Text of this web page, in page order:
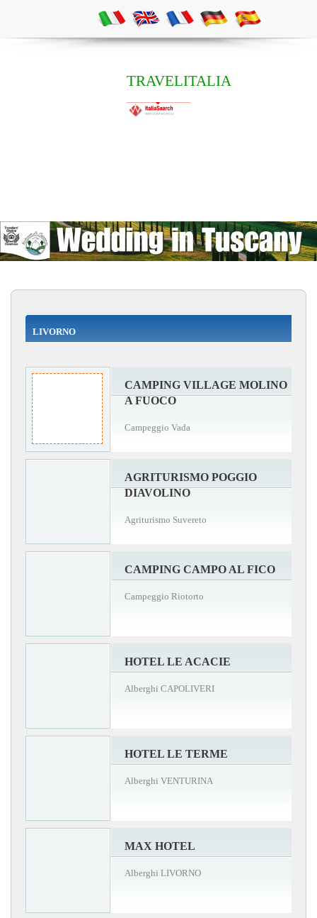
TRAVELITALIA
LIVORNO
CAMPING VILLAGE MOLINO
A FUOCO
Campeggio Vada
AGRITURISMO POGGIO
DIAVOLINO
Agriturismo Suvereto
CAMPING CAMPO AL FICO
Campeggio Riotorto
HOTEL LE ACACIE
Alberghi CAPOLIVERI
HOTEL LE TERME
Alberghi VENTURINA
MAX HOTEL
Alberghi LIVORNO